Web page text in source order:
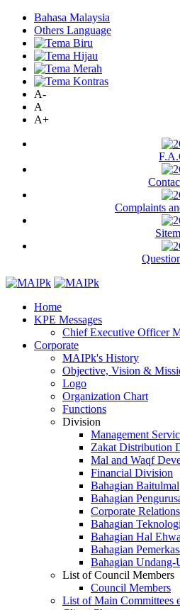
Bahasa Malaysia
Others Language
A-
A
A+
Complaints
Home
KPE Messages
Chief Executive Officer
Corporate
MAIPk's History
Objective, Vision &
Logo
Organization Chart
Functions
Division
Management
Zakat Distribution
Mal and Waqf
Financial Division
Bahagian Baitulmal
Bahagian
Corporate
Bahagian
Bahagian Hal
Bahagian
Bahagian Undang-
List of Council Members
Council Members
List of Main Committees